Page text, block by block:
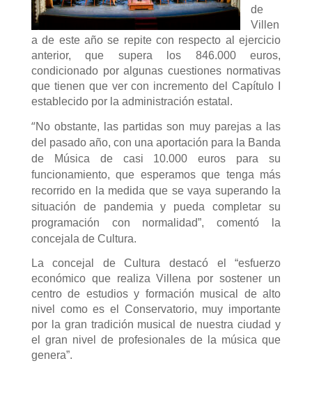
de
Villen
a de este año se repite con respecto al ejercicio
anterior, que supera los 846.000 euros,
condicionado por algunas cuestiones normativas
que tienen que ver con incremento del Capítulo I
establecido por la administración estatal.
“No obstante, las partidas son muy parejas a las
del pasado año, con una aportación para la Banda
de Música de casi 10.000 euros para su
funcionamiento, que esperamos que tenga más
recorrido en la medida que se vaya superando la
situación de pandemia y pueda completar su
programación con normalidad”, comentó la
concejala de Cultura.
La concejal de Cultura destacó el “esfuerzo
económico que realiza Villena por sostener un
centro de estudios y formación musical de alto
nivel como es el Conservatorio, muy importante
por la gran tradición musical de nuestra ciudad y
el gran nivel de profesionales de la música que
genera”.